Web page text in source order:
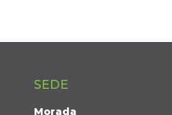
SEDE
Morada